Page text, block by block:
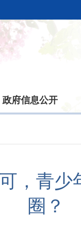
政府信息公开
，青
圈？